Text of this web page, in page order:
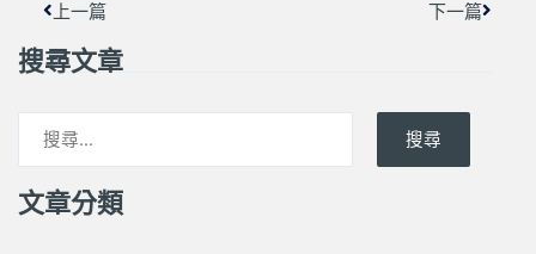
上一篇 下一篇
搜尋文章
搜尋
文章分類